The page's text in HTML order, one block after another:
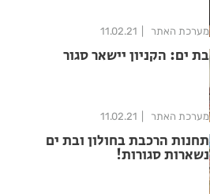
מערכת האתר 11.02.21
בת ים: הקניון יישאר סגור
מערכת האתר 11.02.21
תחנות הרכבת בחולון ובת ים
נשארות סגורות!